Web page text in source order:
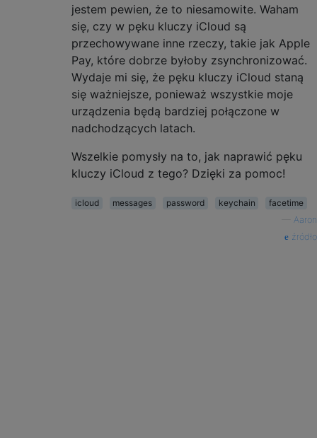
jestem pewien, że to niesamowite. Waham
się, czy w pęku kluczy iCloud są
przechowywane inne rzeczy, takie jak Apple
Pay, które dobrze byłoby zsynchronizować.
Wydaje mi się, że pęku kluczy iCloud staną
się ważniejsze, ponieważ wszystkie moje
urządzenia będą bardziej połączone w
nadchodzących latach.
Wszelkie pomysły na to, jak naprawić pęku
kluczy iCloud z tego? Dzięki za pomoc!
icloud messages password keychain
facetime
Aaron
źródło